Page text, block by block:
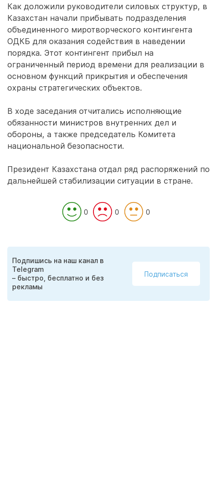
Как доложили руководители силовых структур, в
Казахстан начали прибывать подразделения
объединенного миротворческого контингента
ОДКБ для оказания содействия в наведении
порядка. Этот контингент прибыл на
ограниченный период времени для реализации в
основном функций прикрытия и обеспечения
охраны стратегических объектов.
В ходе заседания отчитались исполняющие
обязанности министров внутренних дел и
обороны, а также председатель Комитета
национальной безопасности.
Президент Казахстана отдал ряд распоряжений по
дальнейшей стабилизации ситуации в стране.
0 0 0
Подпишись на наш канал в
Telegram
– быстро, бесплатно и без
рекламы
Подписаться